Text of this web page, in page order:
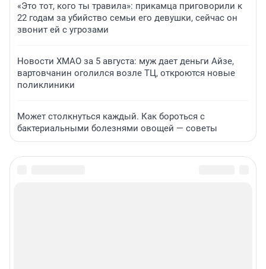
«Это тот, кого ты травила»: прикамца приговорили к
22 годам за убийство семьи его девушки, сейчас он
звонит ей с угрозами
Новости ХМАО за 5 августа: муж дает деньги Айзе,
вартовчанин оголился возле ТЦ, откроются новые
поликлиники
Может столкнуться каждый. Как бороться с
бактериальными болезнями овощей — советы